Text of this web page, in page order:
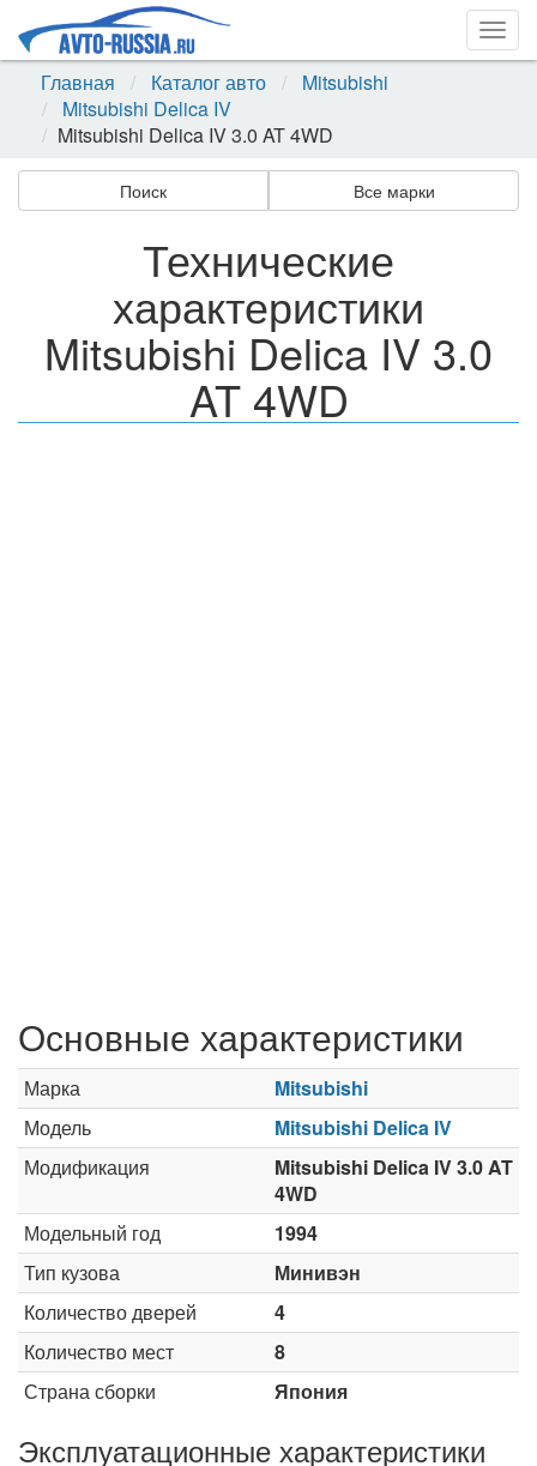
Главная
Каталог авто
Mitsubishi
Mitsubishi Delica IV
Mitsubishi Delica IV 3.0 AT 4WD
Поиск Все марки
Технические
характеристики
Mitsubishi Delica IV 3.0
AT 4WD
Основные характеристики
Марка
Mitsubishi
Модель
Mitsubishi Delica IV
Модификация
Mitsubishi Delica IV 3.0 AT
4WD
Модельный год
1994
Тип кузова
Минивэн
Количество дверей
4
Количество мест
8
Страна сборки
Япония
Эксплуатационные характеристики